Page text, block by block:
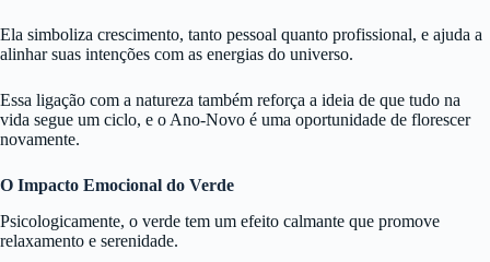
Ela simboliza crescimento, tanto pessoal quanto profissional, e ajuda a
alinhar suas intenções com as energias do universo.
Essa ligação com a natureza também reforça a ideia de que tudo na
vida segue um ciclo, e o Ano-Novo é uma oportunidade de florescer
novamente.
O Impacto Emocional do Verde
Psicologicamente, o verde tem um efeito calmante que promove
relaxamento e serenidade.